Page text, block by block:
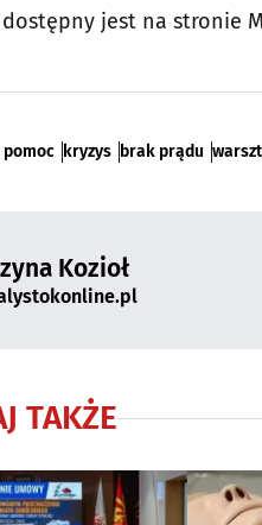
jest na stronie
pomoc kryzys brak prądu
Kozioł
TAKŻE